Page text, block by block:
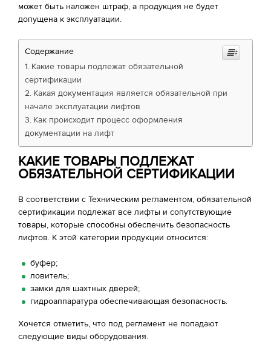
может быть наложен штраф, а продукция не будет
допущена к эксплуатации.
Содержание
Какие товары подлежат обязательной
сертификации
Какая документация является обязательной при
начале эксплуатации лифтов
Как происходит процесс оформления
документации на лифт
КАКИЕ ТОВАРЫ ПОДЛЕЖАТ
ОБЯЗАТЕЛЬНОЙ СЕРТИФИКАЦИИ
В соответствии с Техническим регламентом, обязательной
сертификации подлежат все лифты и сопутствующие
товары, которые способны обеспечить безопасность
лифтов. К этой категории продукции относится:
буфер;
ловитель;
замки для шахтных дверей;
гидроаппаратура обеспечивающая безопасность.
Хочется отметить, что под регламент не попадают
следующие виды оборудования.